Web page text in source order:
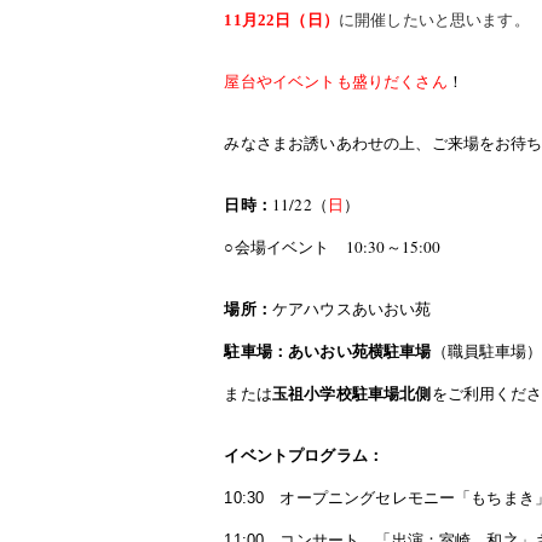
11月22日（日） に開催したいと思います。
屋台やイベントも盛りだくさん ！
みなさまお誘いあわせの上、ご来場をお待
日時： 11/22（ 日 ）
○会場イベント 10:30 ～ 15:00
場所： ケアハウスあいおい苑
駐車場：あいおい苑横駐車場（職員駐車場）
または玉祖小学校駐車場北側 をご利用くだ
イベントプログラム：
10:30 オープニングセレモニー「もちまき」